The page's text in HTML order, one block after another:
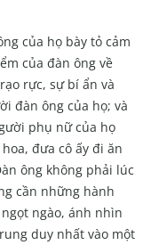
của họ bày tỏ cảm
của đàn ông về
rực, sự bí ẩn và
đàn ông của họ; và
phụ nữ của họ
đưa cô ấy đi ăn
ông không phải lúc
cần những hành
ngào, ánh nhìn
duy nhất vào một